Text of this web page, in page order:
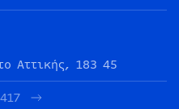
Αττικής, 183 45